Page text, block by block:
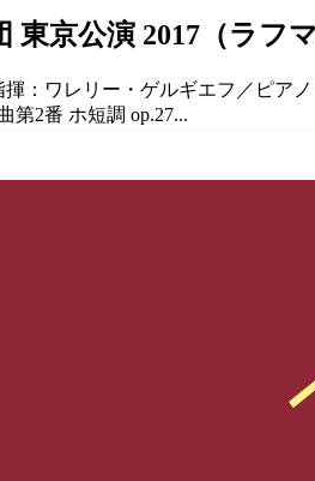
京公演 2017（ラフ
：ワレリー・ゲルギエフ／ピア
第2番 ホ短調 op.27...